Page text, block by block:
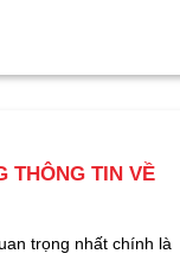
THÔNG TIN VỀ
trọng nhất chính là